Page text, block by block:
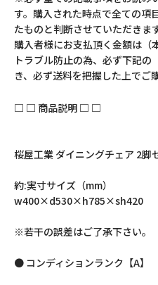
す。購入された時点で全ての項
たものと判断させていただきます
購入者様にお支払頂く金額は（
トラブル防止の為、必ず下記
き、必ず送料を把握した上でご
□ □ 商品説明 □ □
桜屋工業 ダイニングチェア 2脚
約:実寸サイズ（mm）
w400×d530×h785×sh420
※若干の誤差はご了承下さい。
● コンディションランク【A】